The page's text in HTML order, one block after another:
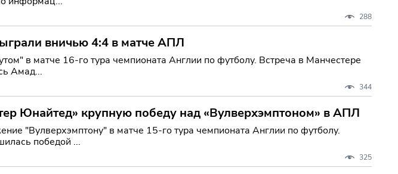
288
вничью 4:4 в матче АПЛ
в матче 16-го тура чемпионата Англии по футболу. Встреча в Манчестере
Амад...
344
Юнайтед» крупную победу над «Вулверхэмптоном» в АПЛ
"Вулверхэмптону" в матче 15-го тура чемпионата Англии по футболу.
победой ...
325